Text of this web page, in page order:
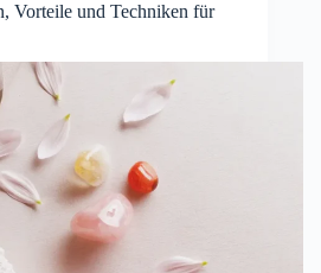
Vorteile und Techniken für